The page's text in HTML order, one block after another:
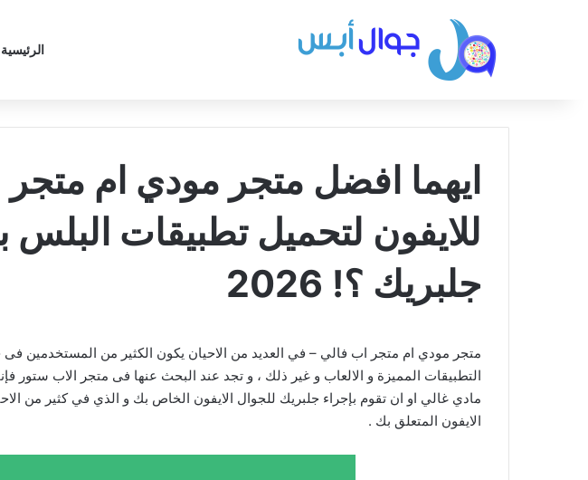
الرئيسية
ايهما افضل متجر مودي ام
للايفون لتحميل تطبيقات البلس
جلبريك ؟! 2026
متجر مودي ام متجر اب فالي – في العديد من الاحيان يكون الكثير من المستخدمين
التطبيقات المميزة و الالعاب و غير ذلك ، و تجد عند البحث عنها فى متجر الاب ستور
مادي غالي او ان تقوم بإجراء جلبريك للجوال الايفون الخاص بك و الذي في كثير من
الايفون المتعلق بك .